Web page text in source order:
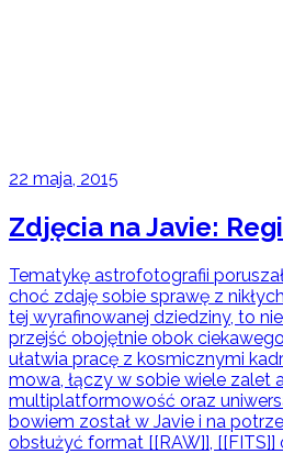
22 maja, 2015
Zdjęcia na Javie:
Tematykę astrofotografii
choć zdaję sobie sprawę z
tej wyrafinowanej dziedziny, to
przejść obojętnie obok
ułatwia pracę z kosmicznymi
mowa, łączy w sobie wiele zalet
multiplatformowość oraz
bowiem został w Javie i na
obsłużyć format [[RAW]], [[FITS]]